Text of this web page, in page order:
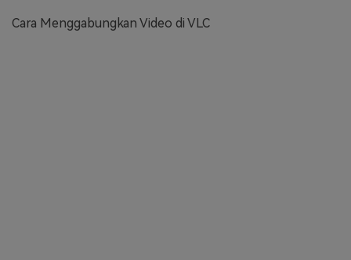
Cara Menggabungkan Video di VLC